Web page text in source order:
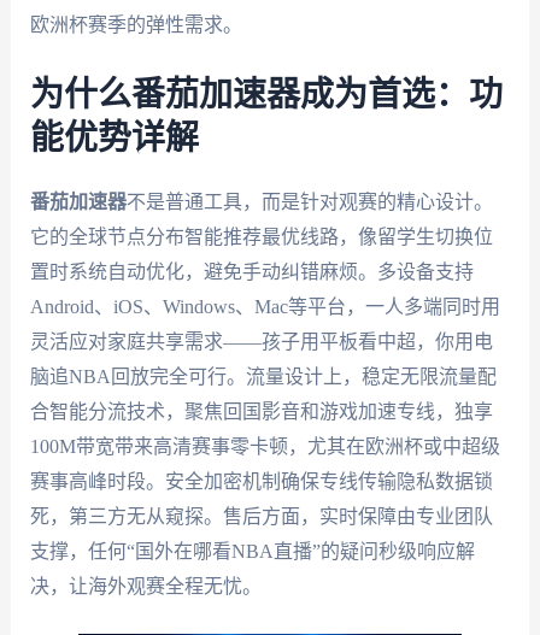
欧洲杯赛季的弹性需求。
为什么番茄加速器成为首选：功
能优势详解
番茄加速器不是普通工具，而是针对观赛的精心设计。
它的全球节点分布智能推荐最优线路，像留学生切换位
置时系统自动优化，避免手动纠错麻烦。多设备支持
Android、iOS、Windows、Mac等平台，一人多端同时用
灵活应对家庭共享需求——孩子用平板看中超，你用电
脑追NBA回放完全可行。流量设计上，稳定无限流量配
合智能分流技术，聚焦回国影音和游戏加速专线，独享
100M带宽带来高清赛事零卡顿，尤其在欧洲杯或中超级
赛事高峰时段。安全加密机制确保专线传输隐私数据锁
死，第三方无从窥探。售后方面，实时保障由专业团队
支撑，任何“国外在哪看NBA直播”的疑问秒级响应解
决，让海外观赛全程无忧。